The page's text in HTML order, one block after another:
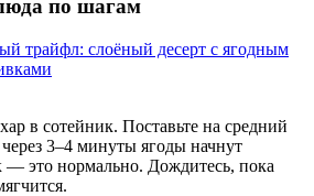
по шагам
в сотейник. Поставьте на средний
3–4 минуты ягоды начнут
— это нормально. Дождитесь, пока